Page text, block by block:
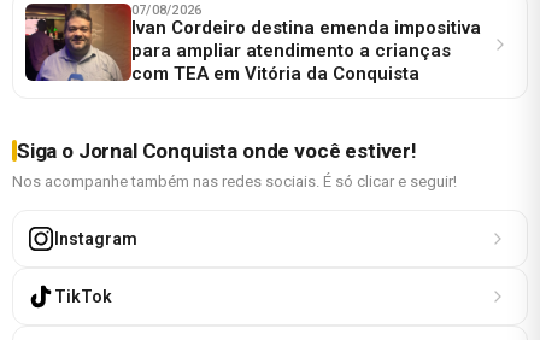
07/08/2026
Ivan Cordeiro destina emenda impositiva
para ampliar atendimento a crianças
com TEA em Vitória da Conquista
Siga o Jornal Conquista onde você estiver!
Nos acompanhe também nas redes sociais. É só clicar e seguir!
Instagram
TikTok